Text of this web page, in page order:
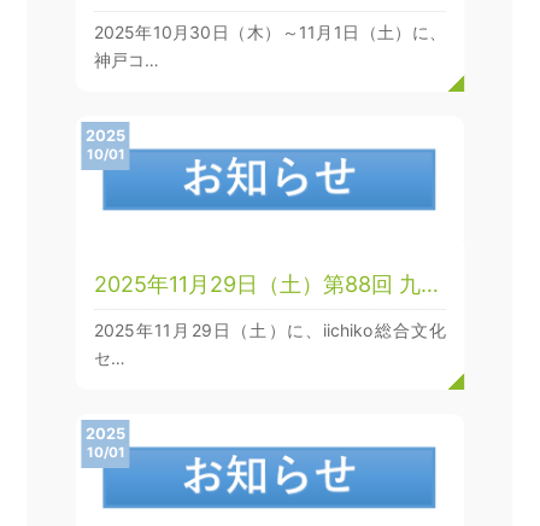
2025年10月30日（木）～11月1日（土）に、
神戸コ…
2025
10/01
2025年11月29日（土）第88回 九…
2025年11月29日（土）に、iichiko総合文化
セ…
2025
10/01